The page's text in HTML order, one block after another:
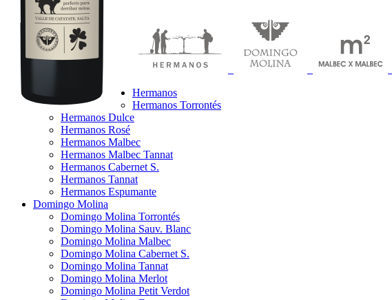
Hermanos
Hermanos Torrontés
Hermanos Dulce
Hermanos Rosé
Hermanos Malbec
Hermanos Malbec Tannat
Hermanos Cabernet S.
Hermanos Tannat
Hermanos Espumante
Domingo Molina
Domingo Molina Torrontés
Domingo Molina Sauv. Blanc
Domingo Molina Malbec
Domingo Molina Cabernet S.
Domingo Molina Tannat
Domingo Molina Merlot
Domingo Molina Petit Verdot